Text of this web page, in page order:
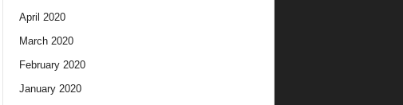
April 2020
March 2020
February 2020
January 2020